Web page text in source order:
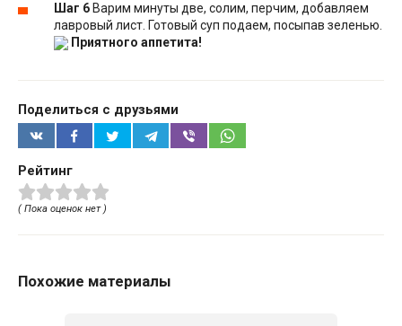
Шаг 6 Варим минуты две, солим, перчим, добавляем
лавровый лист. Готовый суп подаем, посыпав зеленью.
Приятного аппетита!
Поделиться с друзьями
Рейтинг
( Пока оценок нет )
Похожие материалы